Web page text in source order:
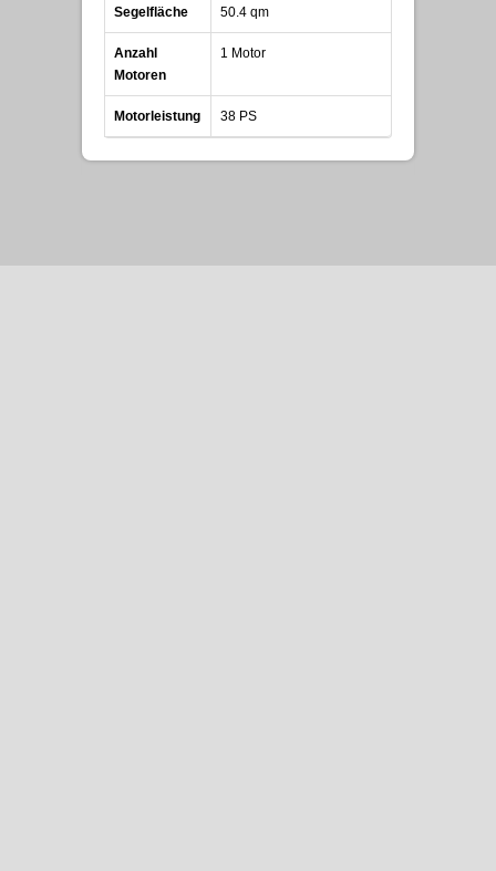
Segelfläche 50.4 qm
Anzahl
Motoren
1 Motor
Motorleistung 38 PS